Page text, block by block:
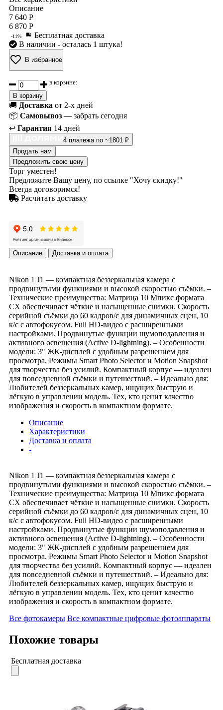
Описание
7 640 Р
6 870 Р
-11%
Бесплатная доставка
В наличии - осталась 1 штука!
В избранное
в корзине:
В корзину
🚚 Доставка от 2-х дней
📦 Самовывоз — забрать сегодня
↩️ Гарантия 14 дней
4 платежа по ~1801 ₽
Продать нам
Предложить свою цену
Торг уместен!
Предложите Вашу цену, по ссылке "Хочу скидку!"
Всегда договоримся!
Расчитать доставку
Описание Доставка и оплата
Nikon 1 J1 — компактная беззеркальная камера с
продвинутыми функциями и высокой скоростью съёмки. –
Технические преимущества: Матрица 10 Мпикс формата
CX обеспечивает чёткие и насыщенные снимки. Скорость
серийной съёмки до 60 кадров/с для динамичных сцен, 10
к/с с автофокусом. Full HD-видео с расширенными
настройками. Продвинутые функции шумоподавления и
активного освещения (Active D-lightning). – Особенности
модели: 3" ЖК-дисплей с удобным разрешением для
просмотра. Режимы Smart Photo Selector и Motion Snapshot
для творчества без усилий. Компактный корпус — идеален
для повседневной съёмки и путешествий. – Идеально для:
Любителей беззеркальных камер, ищущих быструю и
лёгкую в управлении модель. Тех, кто ценит качество
изображения и скорость в компактном формате.
Описание
Характеристики
Доставка и оплата
-
Nikon 1 J1 — компактная беззеркальная камера с
продвинутыми функциями и высокой скоростью съёмки. –
Технические преимущества: Матрица 10 Мпикс формата
CX обеспечивает чёткие и насыщенные снимки. Скорость
серийной съёмки до 60 кадров/с для динамичных сцен, 10
к/с с автофокусом. Full HD-видео с расширенными
настройками. Продвинутые функции шумоподавления и
активного освещения (Active D-lightning). – Особенности
модели: 3" ЖК-дисплей с удобным разрешением для
просмотра. Режимы Smart Photo Selector и Motion Snapshot
для творчества без усилий. Компактный корпус — идеален
для повседневной съёмки и путешествий. – Идеально для:
Любителей беззеркальных камер, ищущих быструю и
лёгкую в управлении модель. Тех, кто ценит качество
изображения и скорость в компактном формате.
Все фотокамеры Все компактные цифровые фотоаппараты
Похожие товары
Бесплатная доставка